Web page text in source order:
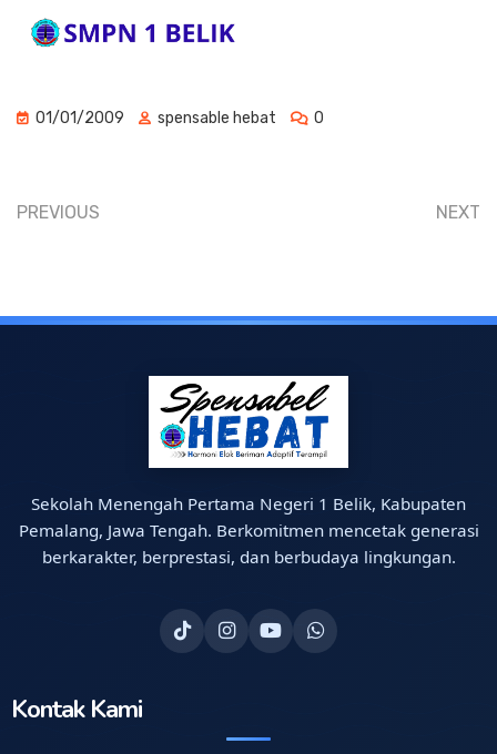
01/01/2009 spensable hebat 0
PREVIOUS NEXT
Sekolah Menengah Pertama Negeri 1 Belik, Kabupaten
Pemalang, Jawa Tengah. Berkomitmen mencetak generasi
berkarakter, berprestasi, dan berbudaya lingkungan.
Kontak Kami